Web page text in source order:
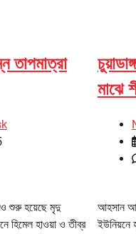
তাপমাত্রা
শুরু হয়েছে মৃদু
হিমেল হাওয়া ও তীব্র
মাঝে
আহসান
ইউনিয়নে